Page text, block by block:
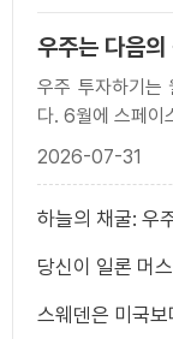
우주는 다음의
인터넷이다.
우주 투자하기는
다. 6월에 스페이
식은 그것의 데뷔
2026-07-31
하늘의 채굴: 우
당신이 일론 머
스웨덴은 미국